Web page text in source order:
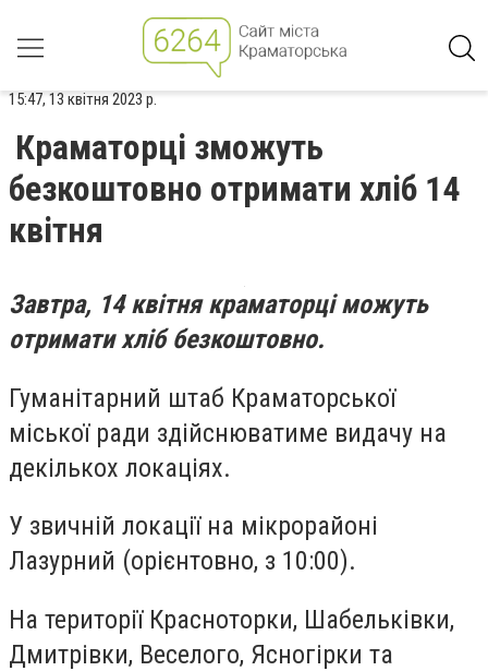
15:47, 13 квітня 2023 р.
Краматорці зможуть
безкоштовно отримати хліб 14
квітня
Завтра, 14 квітня краматорці можуть
отримати хліб безкоштовно.
Гуманітарний штаб Краматорської
міської ради здійснюватиме видачу на
декількох локаціях.
У звичній локації на мікрорайоні
Лазурний (орієнтовно, з 10:00).
На території Красноторки, Шабельківки,
Дмитрівки, Веселого, Ясногірки та